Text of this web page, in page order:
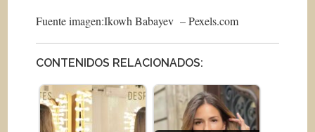
Fuente imagen:Ikowh Babayev – Pexels.com
CONTENIDOS RELACIONADOS: